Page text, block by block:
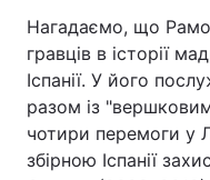
Нагадаємо, що
гравців в історії
Іспанії. У його
разом із
чотири перемоги у
збірною Іспанії